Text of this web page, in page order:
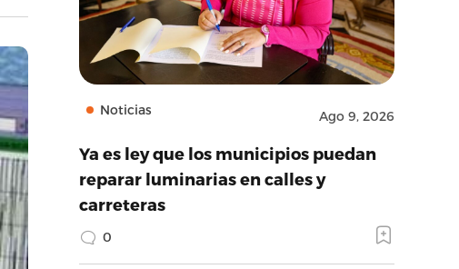
Noticias Ago 9, 2026
Ya es ley que los municipios puedan
reparar luminarias en calles y
carreteras
0